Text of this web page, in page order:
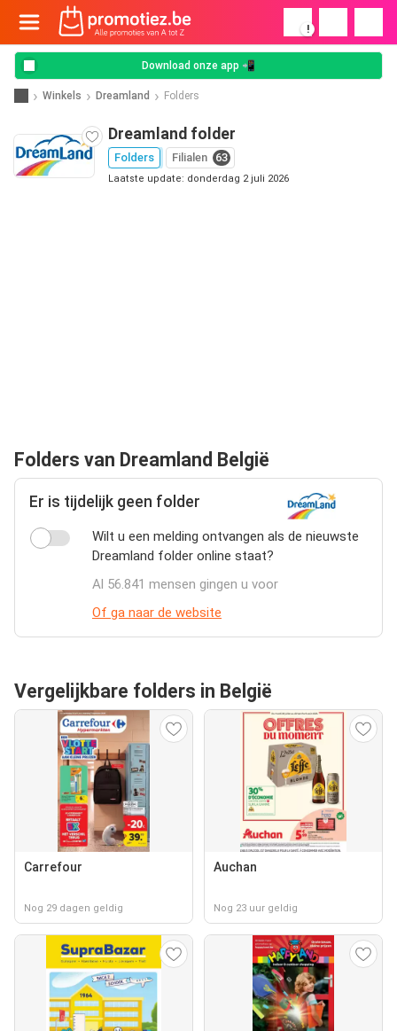
!
Download onze app 📲
Winkels Dreamland Folders
Dreamland folder
Folders Filialen 63
Laatste update: donderdag 2 juli 2026
Folders van Dreamland België
Er is tijdelijk geen folder
Wilt u een melding ontvangen als de nieuwste
Dreamland folder online staat?
Al 56.841 mensen gingen u voor
Of ga naar de website
Vergelijkbare folders in België
Carrefour
Nog 29 dagen geldig
Auchan
Nog 23 uur geldig